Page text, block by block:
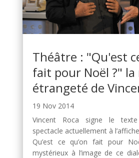
Théâtre : "Qu'est
fait pour Noël ?" la
étrangeté de
19 Nov 2014
Vincent Roca signe le texte
spectacle actuellement à
Qu’est ce qu’on fait pour
mystérieux à l’image de ce